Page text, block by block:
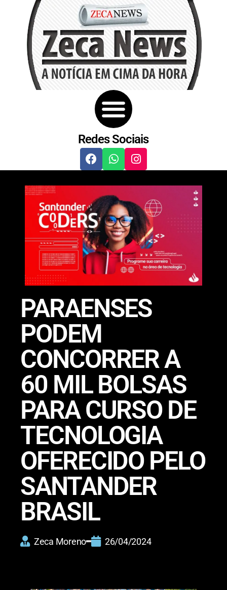
Redes Sociais
PARAENSES
PODEM
CONCORRER A
60 MIL BOLSAS
PARA CURSO DE
TECNOLOGIA
OFERECIDO PELO
SANTANDER
BRASIL
Zeca Moreno 26/04/2024